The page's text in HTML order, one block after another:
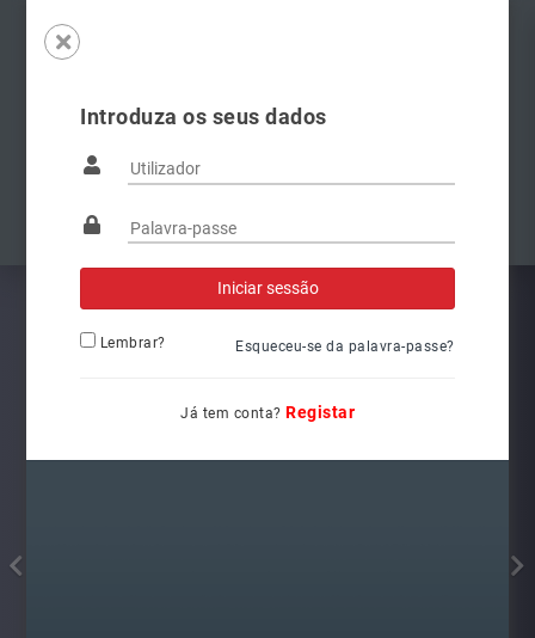
Introduza os seus dados
Lembrar? Esqueceu-se da palavra-passe?
Já tem conta? Registar
Famílias